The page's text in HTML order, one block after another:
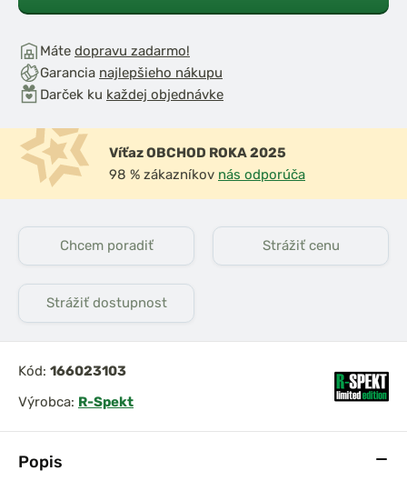
set
Popis
Máte dopravu zadarmo!
Garancia najlepšieho nákupu
Darček ku každej objednávke
Víťaz OBCHOD ROKA 2025
98 % zákazníkov nás odporúča
Chcem poradiť Strážiť cenu
Strážiť dostupnost
Kód: 166023103
Výrobca: R-Spekt